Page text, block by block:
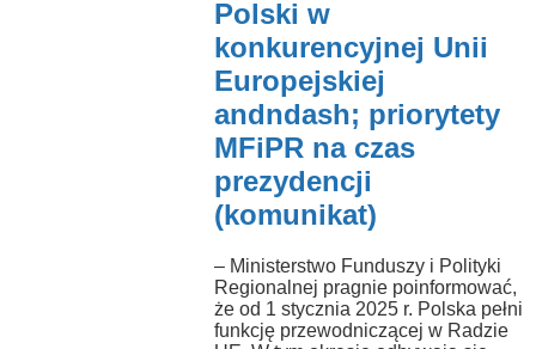
Polski w
konkurencyjnej Unii
Europejskiej
andndash; priorytety
MFiPR na czas
prezydencji
(komunikat)
– Ministerstwo Funduszy i Polityki
Regionalnej pragnie poinformować,
że od 1 stycznia 2025 r. Polska pełni
funkcję przewodniczącej w Radzie